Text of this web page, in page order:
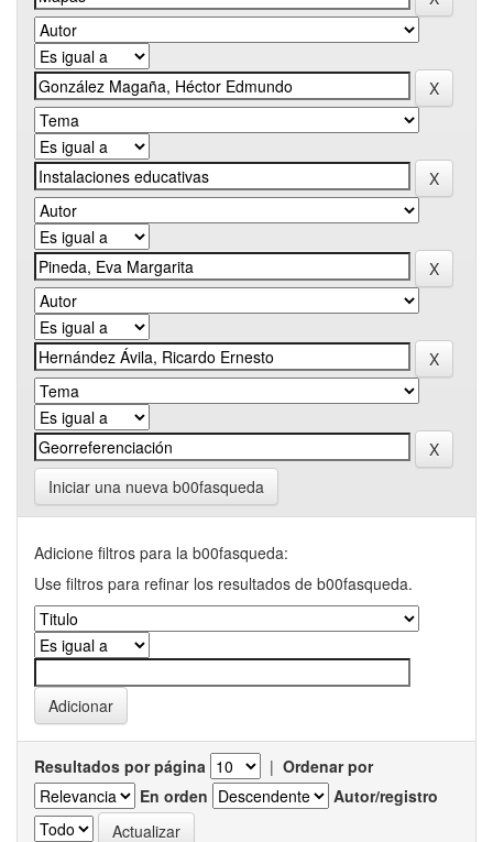
Iniciar una nueva b00fasqueda
Adicione filtros para la b00fasqueda:
Use filtros para refinar los resultados de b00fasqueda.
Resultados por página | Ordenar por
En orden
Autor/registro